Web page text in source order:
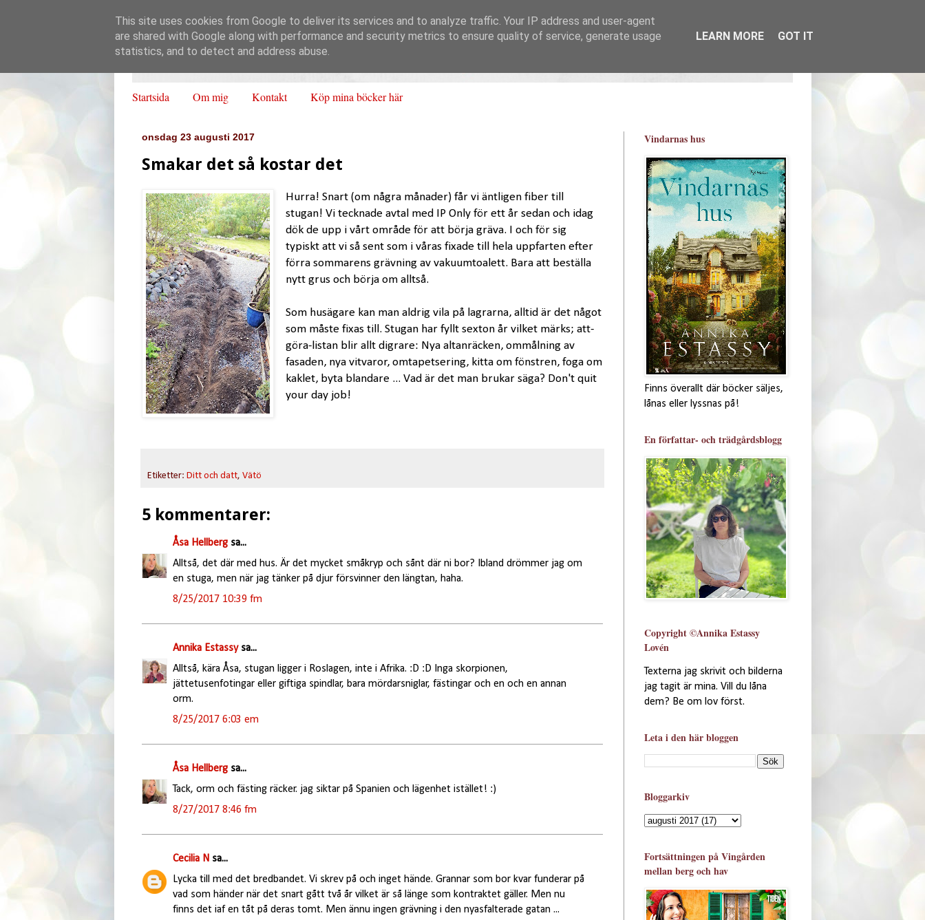
Startsida Om mig Kontakt Köp mina böcker här
onsdag 23 augusti 2017
Smakar det så kostar det
Hurra! Snart (om några månader) får vi äntligen fiber till
stugan! Vi tecknade avtal med IP Only för ett år sedan och idag
dök de upp i vårt område för att börja gräva. I och för sig
typiskt att vi så sent som i våras fixade till hela uppfarten efter
förra sommarens grävning av vakuumtoalett. Bara att beställa
nytt grus och börja om alltså.
Som husägare kan man aldrig vila på lagrarna, alltid är det något
som måste fixas till. Stugan har fyllt sexton år vilket märks; att-
göra-listan blir allt digrare: Nya altanräcken, ommålning av
fasaden, nya vitvaror, omtapetsering, kitta om fönstren, foga om
kaklet, byta blandare ... Vad är det man brukar säga? Don't quit
your day job!
Etiketter: Ditt och datt, Vätö
5 kommentarer:
Åsa Hellbergsa...
Alltså, det där med hus. Är det mycket småkryp och sånt där ni bor? Ibland drömmer jag om
en stuga, men när jag tänker på djur försvinner den längtan, haha.
8/25/2017 10:39 fm
Annika Estassysa...
Alltså, kära Åsa, stugan ligger i Roslagen, inte i Afrika. :D :D Inga skorpionen,
jättetusenfotingar eller giftiga spindlar, bara mördarsniglar, fästingar och en och en annan
orm.
8/25/2017 6:03 em
Åsa Hellbergsa...
Tack, orm och fästing räcker. jag siktar på Spanien och lägenhet istället! :)
8/27/2017 8:46 fm
Cecilia Nsa...
Lycka till med det bredbandet. Vi skrev på och inget hände. Grannar som bor kvar funderar på
vad som händer när det snart gått två år vilket är så länge som kontraktet gäller. Men nu
finns det iaf en tåt på deras tomt. Men ännu ingen grävning i den nyasfalterade gatan ...
Vindarnas hus
Finns överallt där böcker säljes,
lånas eller lyssnas på!
En författar- och trädgårdsblogg
Copyright ©Annika Estassy
Lovén
Texterna jag skrivit och bilderna
jag tagit är mina. Vill du låna
dem? Be om lov först.
Leta i den här bloggen
Bloggarkiv
Fortsättningen på Vingården
mellan berg och hav
This site uses cookies from Google to deliver its services and to analyze traffic. Your IP address and user-agent
are shared with Google along with performance and security metrics to ensure quality of service, generate usage
statistics, and to detect and address abuse.
LEARN MORE GOT IT